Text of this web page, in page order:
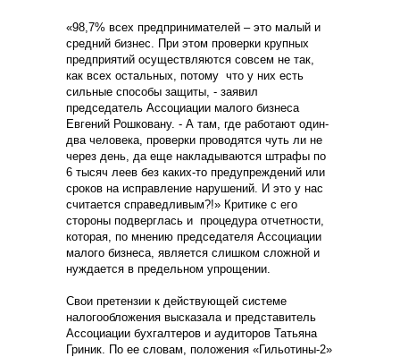
«98,7% всех предпринимателей – это малый и
средний бизнес. При этом проверки крупных
предприятий осуществляются совсем не так,
как всех остальных, потому что у них есть
сильные способы защиты, - заявил
председатель Ассоциации малого бизнеса
Евгений Рошковану. - А там, где работают один-
два человека, проверки проводятся чуть ли не
через день, да еще накладываются штрафы по
6 тысяч леев без каких-то предупреждений или
сроков на исправление нарушений. И это у нас
считается справедливым?!» Критике с его
стороны подверглась и процедура отчетности,
которая, по мнению председателя Ассоциации
малого бизнеса, является слишком сложной и
нуждается в предельном упрощении.
Свои претензии к действующей системе
налогообложения высказала и представитель
Ассоциации бухгалтеров и аудиторов Татьяна
Гриник. По ее словам, положения «Гильотины-2»